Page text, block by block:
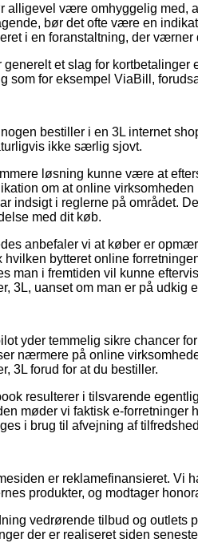
alligevel være omhyggelig med,
bør det ofte være en
i en foranstaltning, der
generelt et slag for kortbetalinger
som for eksempel ViaBill,
nogen bestiller i en 3L internet
ikke særlig sjovt.
løsning kunne være at
om at online
indsigt i reglerne på området.
med dit køb.
anbefaler vi at køber er
hvilken bytteret online
man i fremtiden vil kunne
3L, uanset om man er på udkig
yder temmelig sikre chancer
nærmere på online
3L forud for at du bestiller.
resulterer i tilsvarende
møder vi faktisk e-forretninger
i brug til afvejning af
er reklamefinansieret. Vi
produkter, og modtager
vedrørende tilbud og outlets
der er realiseret siden